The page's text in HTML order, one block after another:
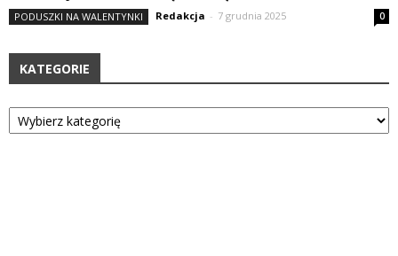
PODUSZKI NA WALENTYNKI Redakcja - 7 grudnia 2025 0
KATEGORIE
Kategorie